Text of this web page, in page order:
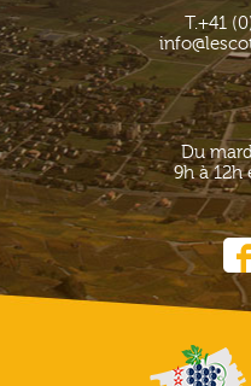
T.+41
Du
9h à 12h